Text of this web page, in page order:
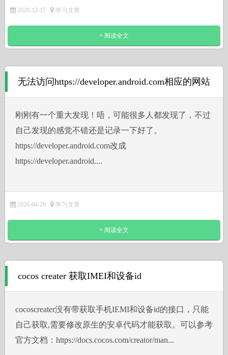
2020-12-17 学习文章
+ 阅读全文
无法访问https://developer.android.com相应的网站
刚刚有一个重大发现！唔，可能很多人都发现了，不过
自己发现的感觉不错还是记录一下好了。
https://developer.android.com改成
https://developer.android....
2020-04-26 学习文章
+ 阅读全文
cocos creater 获取IMEI和设备id
cocoscreater没有带获取手机IEMI和设备id的接口，只能
自己获取,需要修改原生的安卓代码才能获取。可以参考
官方文档：https://docs.cocos.com/creator/man...